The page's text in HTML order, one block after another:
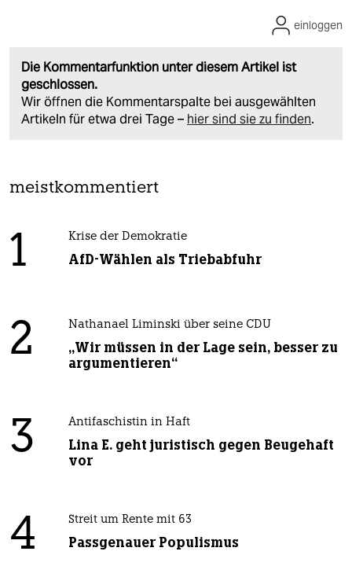
Die Kommentarfunktion unter diesem Artikel ist
geschlossen.
Wir öffnen die Kommentarspalte bei ausgewählten
Artikeln für etwa drei Tage – hier sind sie zu finden.
einloggen
meistkommentiert
1 Krise der Demokratie
AfD-Wählen als Triebabfuhr
2 Nathanael Liminski über seine CDU
„Wir müssen in der Lage sein, besser zu
argumentieren“
3 Antifaschistin in Haft
Lina E. geht juristisch gegen Beugehaft
vor
4 Streit um Rente mit 63
Passgenauer Populismus